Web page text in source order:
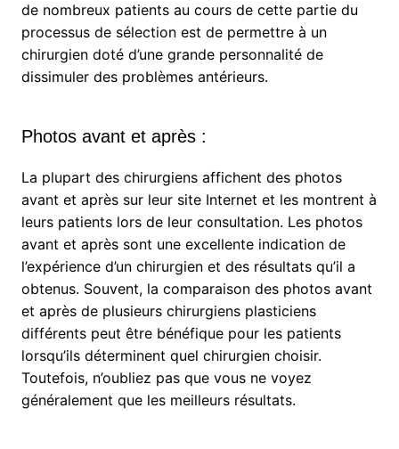
de nombreux patients au cours de cette partie du
processus de sélection est de permettre à un
chirurgien doté d’une grande personnalité de
dissimuler des problèmes antérieurs.
Photos avant et après :
La plupart des chirurgiens affichent des photos
avant et après sur leur site Internet et les montrent à
leurs patients lors de leur consultation. Les photos
avant et après sont une excellente indication de
l’expérience d’un chirurgien et des résultats qu’il a
obtenus. Souvent, la comparaison des photos avant
et après de plusieurs chirurgiens plasticiens
différents peut être bénéfique pour les patients
lorsqu’ils déterminent quel chirurgien choisir.
Toutefois, n’oubliez pas que vous ne voyez
généralement que les meilleurs résultats.